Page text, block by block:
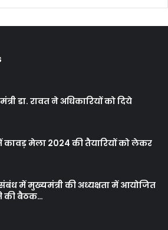
डा. रावत ने अधिकारियों को दिये
में कावड़ मेला 2024 की तैयारियों को लेकर
में मुख्यमंत्री की अध्यक्षता में आयोजित
की बैठक…